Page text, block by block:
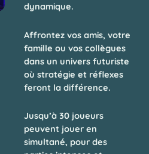
dynamique.
Affrontez vos amis, votre
famille ou vos collègues
dans un univers futuriste
où stratégie et réflexes
feront la différence.
Jusqu’à 30 joueurs
peuvent jouer en
simultané, pour des